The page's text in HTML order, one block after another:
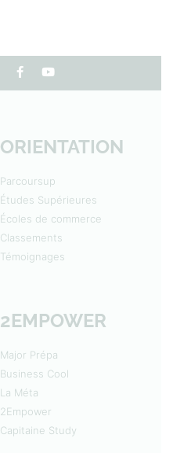
ORIENTATION
Parcoursup
Études Supérieures
Écoles de commerce
Classements
Témoignages
2EMPOWER
Major Prépa
Business Cool
La Méta
2Empower
Capitaine Study